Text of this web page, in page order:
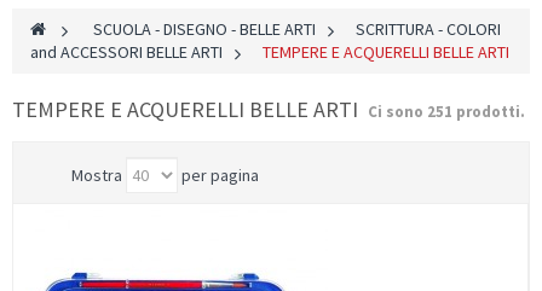
> SCUOLA - DISEGNO - BELLE ARTI >
SCRITTURA - COLORI
and ACCESSORI BELLE ARTI
> TEMPERE E ACQUERELLI BELLE ARTI
TEMPERE E ACQUERELLI BELLE ARTI Ci sono 251 prodotti.
Mostra per pagina